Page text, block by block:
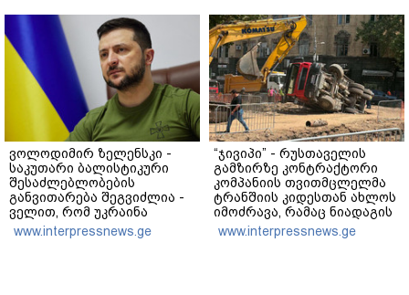
ვოლოდიმირ ზელენსკი -
საკუთარი ბალისტიკური
შესაძლებლობების
განვითარება შეგვიძლია -
ველით, რომ უკრაინა
საჭირო შედეგებს 2026–
2027 წლებში მიაღწევს
www.interpressnews.ge
“ჯივიპი” - რუსთაველის
გამზირზე კონტრაქტორი
კომპანიის თვითმცლელმა
ტრანშიის კიდესთან ახლოს
იმოძრავა, რამაც ნიადაგის
ჩამოშლა და ტექნიკის
მოცურება გამოიწვია,
www.interpressnews.ge